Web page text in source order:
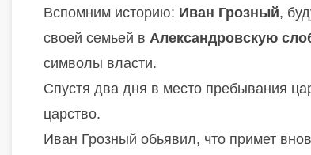
Вспомним историю: Иван Грозный,
своей семьей в Александровскую
символы власти.
Спустя два дня в место пребывания
царство.
Иван Грозный обьявил, что примет